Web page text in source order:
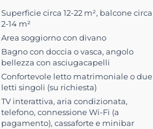
Superficie circa 12-22 m², balcone circa
2-14 m²
Area soggiorno con divano
Bagno con doccia o vasca, angolo
bellezza con asciugacapelli
Confortevole letto matrimoniale o due
letti singoli (su richiesta)
TV interattiva, aria condizionata,
telefono, connessione Wi-Fi (a
pagamento), cassaforte e minibar